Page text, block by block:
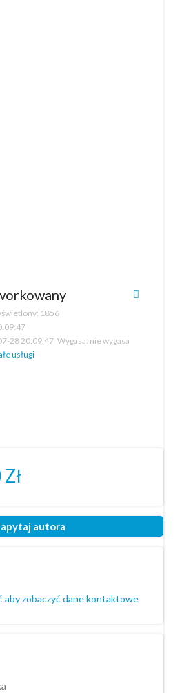
1856
28 20:09:47 Wygasa: nie wygasa
usługi
Zł
autora
aby zobaczyć dane kontaktowe